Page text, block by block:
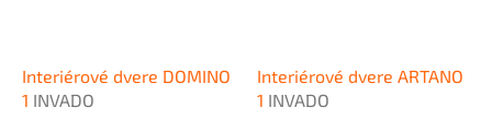
Interiérové dvere DOMINO
1 INVADO
Interiérové dvere ARTANO
1 INVADO